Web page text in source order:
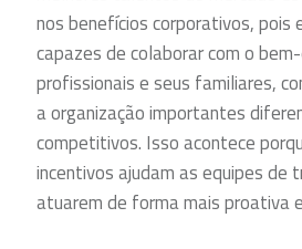
nos benefícios corporativos, pois
capazes de colaborar com o
profissionais e seus familiares,
a organização importantes
competitivos. Isso acontece
incentivos ajudam as equipes de
atuarem de forma mais proativa